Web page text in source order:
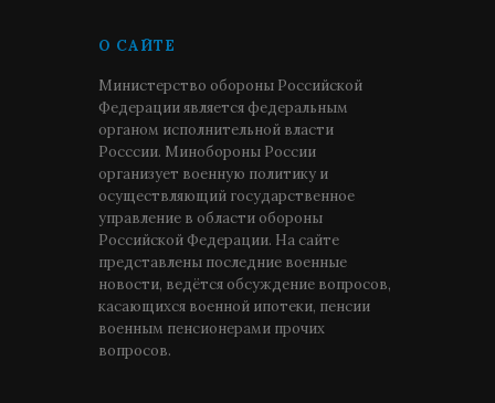
О САЙТЕ
Министерство обороны Российской
Федерации является федеральным
органом исполнительной власти
Росссии. Минобороны России
организует военную политику и
осуществляющий государственное
управление в области обороны
Российской Федерации. На сайте
представлены последние военные
новости, ведётся обсуждение вопросов,
касающихся военной ипотеки, пенсии
военным пенсионерами прочих
вопросов.